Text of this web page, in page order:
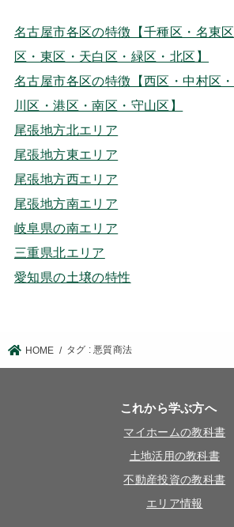
名古屋市各区の特徴【千種区・名東
区・東区・天白区・緑区・北区】
名古屋市各区の特徴【西区・中村区
川区・港区・南区・守山区】
尾張地方北エリア
尾張地方東エリア
尾張地方西エリア
尾張地方南エリア
岐阜県の南エリア
三重県北エリア
愛知県の土壌の特性
HOME タグ : 悪質商法
これから学ぶ方へ
マイホームの教科書
土地活用の教科書
不動産投資の教科書
エリア情報